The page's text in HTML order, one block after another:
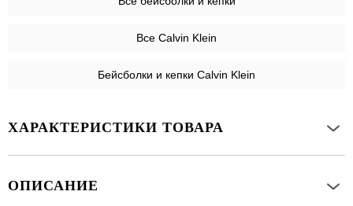
Все Calvin Klein
Бейсболки и кепки Calvin Klein
ХАРАКТЕРИСТИКИ ТОВАРА
ОПИСАНИЕ